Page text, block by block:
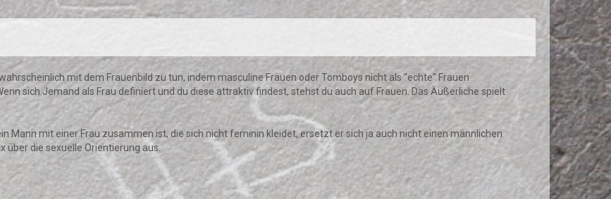
mit dem Frauenbild zu tun, indem masculine Frauen oder Tomboys nicht als "echte" Frauen
sich Jemand als Frau definiert und du diese attraktiv findest, stehst du auch auf Frauen. Das Äußerliche spielt
Mann mit einer Frau zusammen ist, die sich nicht feminin kleidet, ersetzt er sich ja auch nicht einen männlichen
über die sexuelle Orientierung aus.